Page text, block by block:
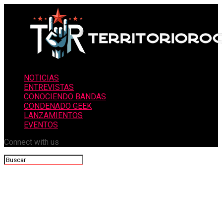
NOTICIAS
ENTREVISTAS
CONOCIENDO BANDAS
CONDENADO GEEK
LANZAMIENTOS
EVENTOS
Connect with us